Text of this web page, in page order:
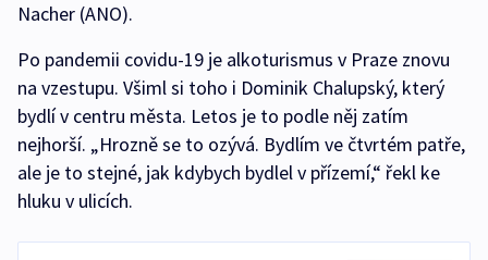
Nacher (ANO).
Po pandemii covidu-19 je alkoturismus v Praze znovu
na vzestupu. Všiml si toho i Dominik Chalupský, který
bydlí v centru města. Letos je to podle něj zatím
nejhorší. „Hrozně se to ozývá. Bydlím ve čtvrtém patře,
ale je to stejné, jak kdybych bydlel v přízemí,“ řekl ke
hluku v ulicích.